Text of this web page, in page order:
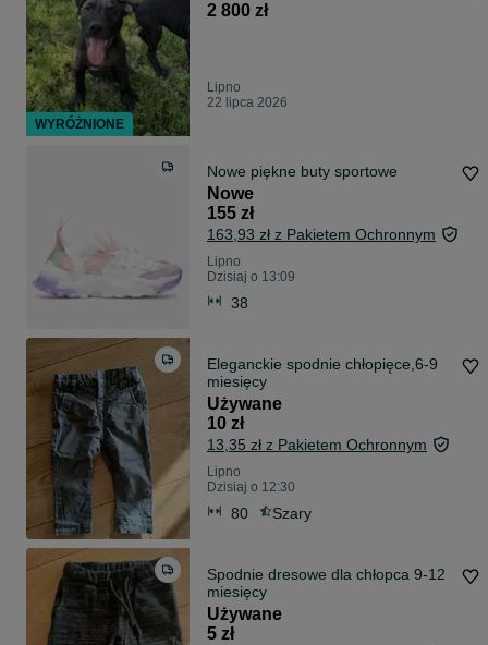
2 800 zł
Lipno
22 lipca 2026
Nowe piękne buty sportowe
Nowe
155 zł
163,93 zł z Pakietem Ochronnym
Lipno
Dzisiaj o 13:09
38
Eleganckie spodnie chłopięce,6-9
miesięcy
Używane
10 zł
13,35 zł z Pakietem Ochronnym
Lipno
Dzisiaj o 12:30
80 Szary
Spodnie dresowe dla chłopca 9-12
miesięcy
Używane
5 zł
WYRÓŻNIONE